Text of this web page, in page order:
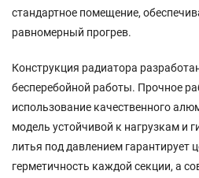
стандартное помещение,
равномерный прогрев.
Конструкция радиатора
бесперебойной работы. Прочное
использование качественного
модель устойчивой к нагрузкам и
литья под давлением гарантирует
герметичность каждой секции, а